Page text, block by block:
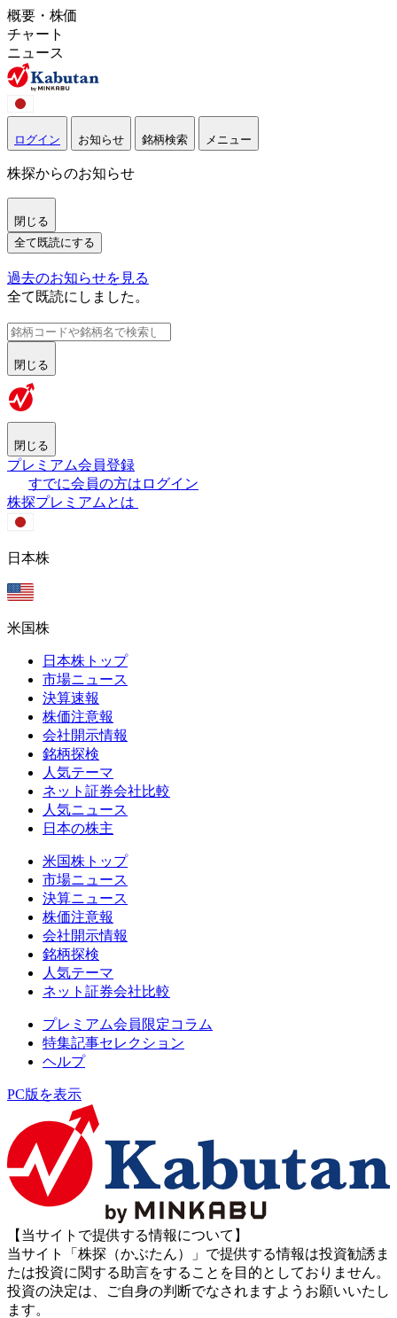
概要・株価
チャート
ニュース
ログイン お知らせ 銘柄検索 メニュー
株探からのお知らせ
閉じる
全て既読にする
過去のお知らせを見る
全て既読にしました。
閉じる
閉じる
プレミアム会員登録
すでに会員の方はログイン
株探プレミアムとは
日本株
米国株
日本株トップ
市場ニュース
決算速報
株価注意報
会社開示情報
銘柄探検
人気テーマ
ネット証券会社比較
人気ニュース
日本の株主
米国株トップ
市場ニュース
決算ニュース
株価注意報
会社開示情報
銘柄探検
人気テーマ
ネット証券会社比較
プレミアム会員限定コラム
特集記事セレクション
ヘルプ
PC版を表示
【当サイトで提供する情報について】
当サイト「株探（かぶたん）」で提供する情報は投資勧誘ま
たは投資に関する助言をすることを目的としておりません。
投資の決定は、ご自身の判断でなされますようお願いいたし
ます。